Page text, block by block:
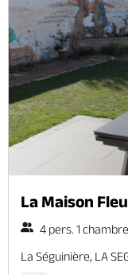
La Maison
4 pers. 1 chambre
La Séguinière, LA